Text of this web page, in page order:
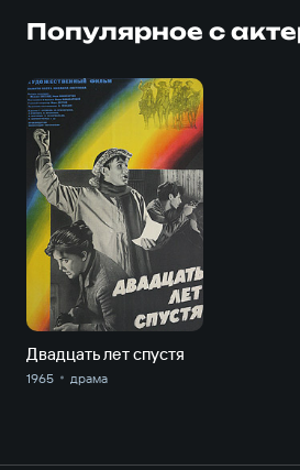
Популярное с
Двадцать лет спустя
1965 драма